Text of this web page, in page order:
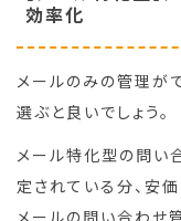
効率化
メールのみの管理が
選ぶと良いでしょう。
メール特化型の問い
定されている分、安